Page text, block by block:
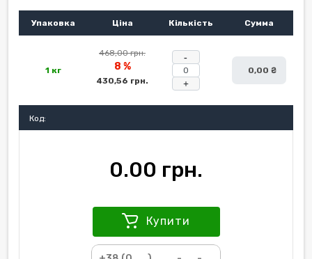
Упаковка Ціна Кількість Сумма
1 кг
468,00 грн.
8 %
430,56 грн. +
0,00 ₴
Код:
0.00 грн.
Купити